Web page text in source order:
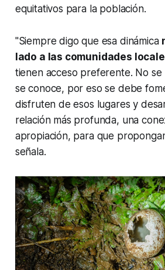
equitativos para la población.
"Siempre digo que esa dinámica
lado a las comunidades
tienen acceso preferente. No
se conoce, por eso se debe
disfruten de esos lugares y
relación más profunda, una
apropiación, para que
señala.